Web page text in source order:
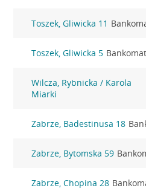
Toszek, Gliwicka 11
Toszek, Gliwicka 5
Wilcza, Rybnicka / Karola
Miarki
Zabrze, Badestinusa 18
Zabrze, Bytomska 59
Zabrze, Chopina 28